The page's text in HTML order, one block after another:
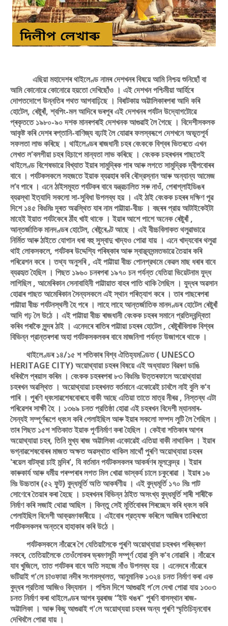
এছিয়া মহাদেশৰ থাইলেণ্ড নামৰ দেশখনৰ বিষয়ে আমি নিশ্চয় শুনিছােঁ বা
আমি কোনোৱে কোনোৱে হয়তো দেখিছোঁও । এই দেশখন পশ্চিমীয়া আৰ্হিৰে
দোপতদোপে উন্নতিৰ পথত আগবাঢ়িছে । বিৰাটকায় অট্টালিকাৰপৰা আদি কৰি
হােটেল, ৰেষ্টুৰাঁ, শ্বপিং-মল আদিৰে ভৰপূৰ এই দেশখনৰ পর্যটন উদ্যোগটোৱে
প্ৰকৃততে ১৯৮০-৯০ দশক মানৰপৰাই দেশখনক আগুৱাই লৈ গৈছে । বিদেশীসকলক
আকৃষ্ট কৰি দেশৰ ৰপ্তানি-বাণিজ্য বঢ়াই লৈ যােৱাৰ ফলস্বৰূপে দেশখনে অভূতপূর্ব
সফলতা লাভ কৰিছে । থাইলেণ্ডৰ ৰাজধানী চহৰ বেংককে বিশ্বৰ ভিতৰতে এখন
লেখত ল'বলগীয়া চহৰ হিচাপে মান্যতা লাভ কৰিছে । বেংকক চহৰখনৰ পাছতেই
থাইলেণ্ড বিশেষভাৱে বিখ্যাত ইয়াৰ সামুদ্ৰিক পাৰ আৰু লগতে সামুদ্রিক দ্বীপবােৰৰ
বাবে । পর্যটকসকলে সহজতে ইয়াক ব্যৱহাৰ কৰি ৰৌদ্রস্নান আৰু অন্যান্য আমেজ
ল’ব পাৰে । এনে ঠাইসমূহত পর্যটকৰ বাবে যন্ত্রচালিত সৰু নাওঁ, পেৰাগ্লাইডিঙৰ
ব্যৱস্থা ইত্যাদি সকলো সা-সুবিধা উপলব্ধ হয় । এই ঠাই বেংকক চহৰৰ দক্ষিণ পূৱ
দিশে ১৪৫ কিঃমিঃ দূৰত অৱস্থিত যাৰ নাম পাট্টায়া-বীচ্চ । বছৰৰ প্রায় আটাইকেইটা
মাহেই ইয়াত পর্যটকেৰে ঠাঁহ খাই থাকে । ইয়াৰ আশে পাশে অনেক ৰেষ্টুৰাঁ ,
আন্তর্জাতিক মানদণ্ডৰ হােটেল, ৰেষ্টুৰেণ্ট আছে । এই বীচ্চবিলাকত থলুৱাভাৱে
নির্মিত আৰু ঠাইতে যােগান ধৰা বহু সুস্বাদু খাদ্যও পােৱা যায় । এনে খাদ্যবােৰ থলুৱা
থাই লােকসকলে, পর্যটকৰ উদ্দেশ্যি পৰিষ্কাৰ আৰু স্বাস্থ্যসন্মতভাৱে তৈয়াৰ কৰি
পৰিৱেশন কৰে । তথ্য অনুসৰি , এই পাট্টায়া বীচ্চ পােনপ্রথমে কেৱল মাছ ধৰাৰ বাবে
ব্যৱহৃত হৈছিল । পিছত ১৯৬০ চনৰপৰা ১৯৭০ চন পর্যন্ত যেতিয়া ভিয়েটনাম যুদ্ধ
লাগিছিল , আমেৰিকান সেনাবাহিনী পাট্টায়াত বাহৰ পাতি থাকি লৈছিল । যুদ্ধৰ অৱসান
হােৱাৰ পাছত আমেৰিকান সৈন্যসকলে এই স্থান পৰিত্যাগ কৰে । তাৰ পাছৰেপৰা
পাট্টায়া বীচ্চ পর্যটনস্থলী হৈ পৰে । লাহে লাহে আন্তর্জাতিক মানদণ্ডৰ হােটেল ৰেষ্টুৰাঁ
আদি গঢ় লৈ উঠে । এই পাট্টায়া বীচ্চ ৰাজধানী বেংকক চহৰৰ সমানে প্রতিদ্বন্দ্বিতা
কৰিব পৰাকৈ সুন্দৰ ঠাই । এনেদৰে ৰাতিৰ পাট্টায়া চহৰৰ হােটেল , ৰেষ্টুৰাঁবিলাক বিশ্বৰ
বিভিন্ন প্রান্তৰপৰা অহা পর্যটকসকলকৰ বাবে মাজনিশা পর্যন্ত উজাগৰে থাকে ।
থাইলেণ্ডৰ ১৪/১৫ শ শতিকাৰ বিশ্ব ঐতিহ্যমণ্ডিত ( UNESCO
HERITAGE CITY) অয়ােথ্যায়া চহৰৰ বিষয়ে এই অধ্যায়ত বিৱৰণ ডাঙি
ধৰিবলৈ প্ৰয়াস কৰিম । বেংকক চহৰৰপৰা ৮৩ কিঃমিঃ উত্তৰফালে অয়ােথ্যায়া
চহৰখন অৱস্থিত । অয়ােথ্যায়া চহৰখনত বর্তমানে একোৱেই চাবলৈ নাই বুলি ক'ব
পাৰি । পুৰণি ধ্বংসাৱশেষবােৰহে বাকী আছে এতিয়া তাতে মাত্র নীৰৱ , নিস্তব্ধ এটা
পৰিৱেশৰ সাক্ষী হৈ । ১৩৬৯ চনত প্রতিষ্ঠা হােৱা এই চহৰখন বিদেশী ম্যানমাৰ-
সৈন্যই সম্পূৰ্ণৰূপে ধ্বংস কৰি পেলাইছিল আৰু ইয়াৰ সকলাে সম্পদ লুটি লৈ গৈছিল ।
তাৰ পিছত ১৫শ শতিকাত ইয়াক পূর্ণনির্মাণ কৰা হৈছিল । কেইবা শতিকাৰ আগৰ
অয়ােথ্যায়া চহৰ, তিনি মুখ্য ৰাজ অট্টালিকা একোৱেই এতিয়া বাকী নাথাকিল । ইয়াৰ
ভগ্নাৱশেষবােৰৰ মাজত অক্ষত অৱস্থাত থাকিল মাথোঁ পুৰণি অয়ােথ্যায়া চহৰৰ
'ৰয়েল বাটফ্রা চাই মন্দিৰ', যি বৰ্তমান পর্যটকসকলৰ আকৰ্ষণৰ মূলকেন্দ্র । ইয়াৰ
কাৰুকাৰ্য আৰু ধর্মীয় পৰম্পৰাৰ লগত মিল খােৱা ভাস্কর্য চালে চকুৰােৱা । ইয়াৰ ১৬
মিঃ উচ্চতাৰ (৫২ ফুট) বুদ্ধমূর্তি অতি আকর্ষণীয় । এই বুদ্ধমূর্তি ১৭০ মিঃ পাট
সােণেৰে তৈয়াৰ কৰা হৈছে । চহৰখনৰ বিভিন্ন ঠাইত অসংখ্য বুদ্ধমূর্তি শাৰী শাৰীকৈ
নিৰ্মাণ কৰি সজাই থোৱা আছিল । কিন্তু সেই মূৰ্তিবােৰৰ শিৰচ্ছেদ কৰি ধ্বংস কৰি
পেলাইছিল বিদেশী আক্রমণকাৰীয়ে । এইবােৰ প্রত্যক্ষ কৰিলে আজিৰ তাৰিখতো
পর্যটকসকলৰ অন্তৰে হাহাকাৰ কৰি উঠে ।
পর্যটকসকলে নাঁৱেৰে গৈ যেতিয়ালৈকে পুৰণি অয়ােথ্যায়া চহৰখন পৰিভ্ৰমণ
নকৰে, তেতিয়ালৈকে তেওঁলােকৰ ভ্ৰমণসূচী সম্পূর্ণ হােৱা বুলি ক'ব নােৱাৰি । নাঁৱেৰে
যাব খুজিলে, তাত পর্যটকৰ বাবে অতি সহজে নাঁও উপলব্ধ হয় । এনেদৰে নাঁৱেৰে
ভটিয়াই গ'লে চাওফায়া নদীৰ সংগমস্থলত, আনুমানিক ১৩২৪ চনত নির্মাণ কৰা এক
বুদ্ধৰ প্রতিমা আজিও বিদ্যমান । পশ্চিম দিশে আগুৱাই গ’লে দেখা পােৱা যায় ১৩০৩
চনত নির্মাণ কৰা থাইলেণ্ডৰ আগৰ যুৱৰাজ “ইউ থঙৰ" পুৰণি বাসস্থান ৰাজ-
অট্টালিকা । আৰু কিছু আগুৱাই গ'লে অয়ােথ্যয়া চহৰৰ অন্য পুৰণি স্মৃতিচিহ্নবােৰ
দেখিবলৈ পােৱা যায় ।